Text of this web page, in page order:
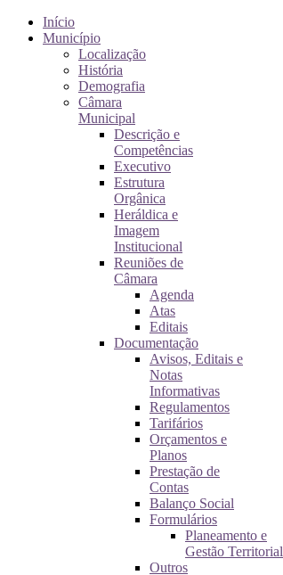
Início
Município
Localização
História
Demografia
Câmara
Municipal
Descrição e
Competências
Executivo
Estrutura
Orgânica
Heráldica e
Imagem
Institucional
Reuniões de
Câmara
Agenda
Atas
Editais
Documentação
Avisos, Editais e
Notas
Informativas
Regulamentos
Tarifários
Orçamentos e
Planos
Prestação de
Contas
Balanço Social
Formulários
Planeamento e
Gestão Territorial
Outros